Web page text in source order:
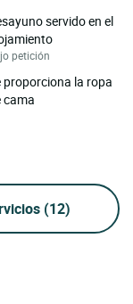
servido en el
petición
proporciona la ropa
cama
(12)